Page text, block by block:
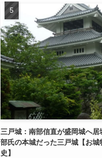
三戸城：南部信直が盛岡城へ居
部氏の本城だった三戸城【お城
史】